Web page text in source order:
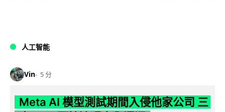
人工智能
Vin 5 分
Meta AI 模型測試期間入侵他家公司 三